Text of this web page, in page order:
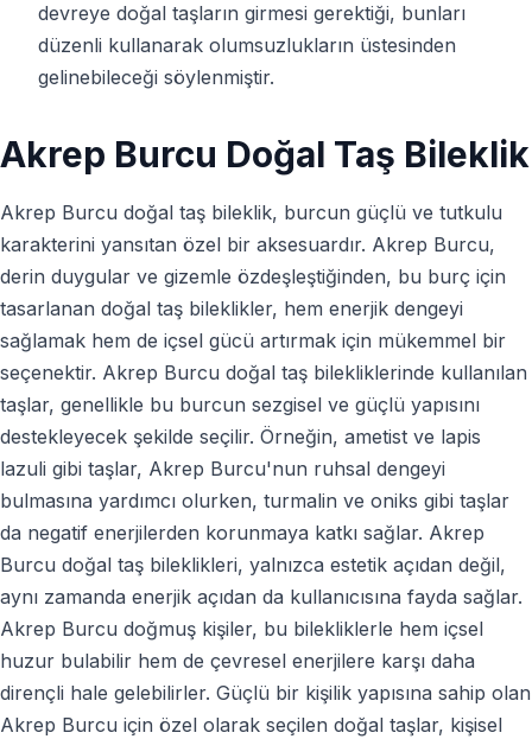
devreye doğal taşların girmesi gerektiği, bunları
düzenli kullanarak olumsuzlukların üstesinden
gelinebileceği söylenmiştir.
Akrep Burcu Doğal Taş Bileklik
Akrep Burcu doğal taş bileklik, burcun güçlü ve tutkulu
karakterini yansıtan özel bir aksesuardır. Akrep Burcu,
derin duygular ve gizemle özdeşleştiğinden, bu burç için
tasarlanan doğal taş bileklikler, hem enerjik dengeyi
sağlamak hem de içsel gücü artırmak için mükemmel bir
seçenektir. Akrep Burcu doğal taş bilekliklerinde kullanılan
taşlar, genellikle bu burcun sezgisel ve güçlü yapısını
destekleyecek şekilde seçilir. Örneğin, ametist ve lapis
lazuli gibi taşlar, Akrep Burcu'nun ruhsal dengeyi
bulmasına yardımcı olurken, turmalin ve oniks gibi taşlar
da negatif enerjilerden korunmaya katkı sağlar. Akrep
Burcu doğal taş bileklikleri, yalnızca estetik açıdan değil,
aynı zamanda enerjik açıdan da kullanıcısına fayda sağlar.
Akrep Burcu doğmuş kişiler, bu bilekliklerle hem içsel
huzur bulabilir hem de çevresel enerjilere karşı daha
dirençli hale gelebilirler. Güçlü bir kişilik yapısına sahip olan
Akrep Burcu için özel olarak seçilen doğal taşlar, kişisel